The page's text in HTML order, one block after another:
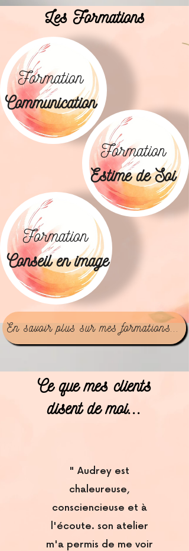
Les Formations
Formation
Communication
Formation
Estime de Soi
Formation
Conseil en image
En savoir plus sur mes formations...
Ce que mes clients
disent de moi...
" Audrey est
chaleureuse,
consciencieuse et à
l'écoute. son atelier
m'a permis de me voir